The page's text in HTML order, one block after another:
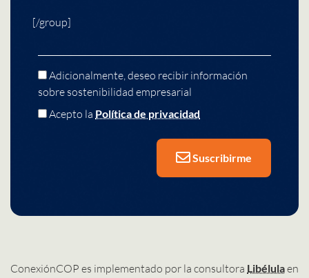
[/group]
Adicionalmente, deseo recibir información
sobre sostenibilidad empresarial
Acepto la Política de privacidad
Suscribirme
ConexiónCOP es implementado por la consultora Libélulaen